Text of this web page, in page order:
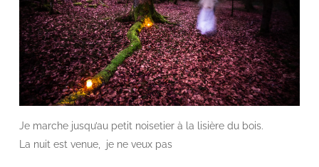
Je marche jusqu’au petit noisetier à la lisière du bois.
La nuit est venue, je ne veux pas